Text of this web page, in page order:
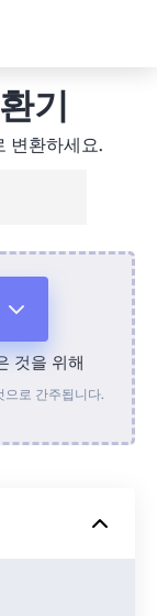
기
변환하세요.
것을 위해
로 간주됩니다.